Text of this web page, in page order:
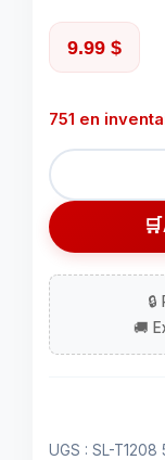
9.99 $
751 en
quantité
de
Lumière
solaire
12V
au
DEL
UGS : SL-T1208